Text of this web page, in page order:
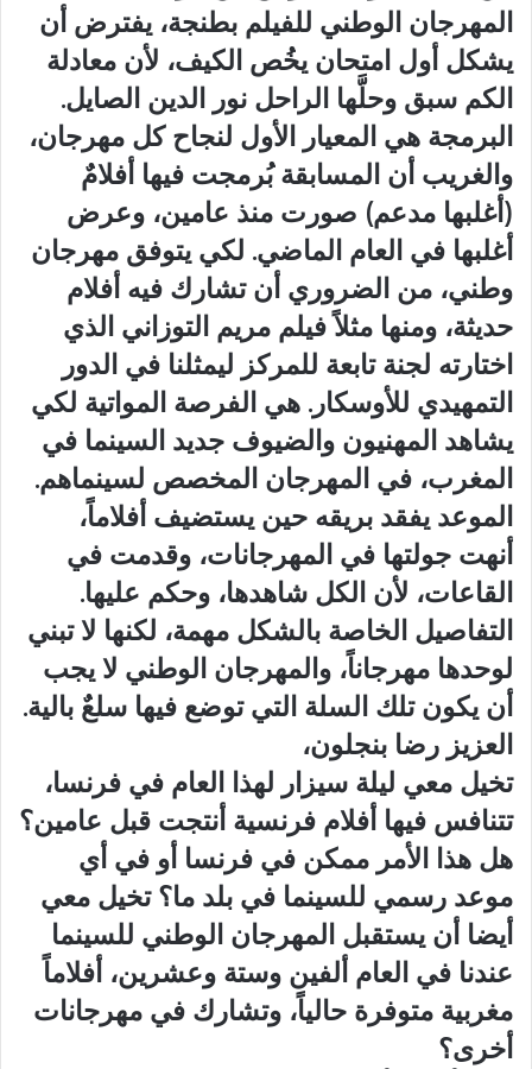
المهرجان الوطني للفيلم بطنجة، يفترض أن
يشكل أول امتحان يخُص الكيف، لأن معادلة
الكم سبق وحلَّها الراحل نور الدين الصايل.
البرمجة هي المعيار الأول لنجاح كل مهرجان،
والغريب أن المسابقة بُرمجت فيها أفلامٌ
(أغلبها مدعم) صورت منذ عامين، وعرض
أغلبها في العام الماضي. لكي يتوفق مهرجان
وطني، من الضروري أن تشارك فيه أفلام
حديثة، ومنها مثلاً فيلم مريم التوزاني الذي
اختارته لجنة تابعة للمركز ليمثلنا في الدور
التمهيدي للأوسكار. هي الفرصة المواتية لكي
يشاهد المهنيون والضيوف جديد السينما في
المغرب، في المهرجان المخصص لسينماهم.
الموعد يفقد بريقه حين يستضيف أفلاماً،
أنهت جولتها في المهرجانات، وقدمت في
القاعات، لأن الكل شاهدها، وحكم عليها.
التفاصيل الخاصة بالشكل مهمة، لكنها لا تبني
لوحدها مهرجاناً، والمهرجان الوطني لا يجب
أن يكون تلك السلة التي توضع فيها سلعٌ بالية.
العزيز رضا بنجلون،
تخيل معي ليلة سيزار لهذا العام في فرنسا،
تتنافس فيها أفلام فرنسية أنتجت قبل عامين؟
هل هذا الأمر ممكن في فرنسا أو في أي
موعد رسمي للسينما في بلد ما؟ تخيل معي
أيضا أن يستقبل المهرجان الوطني للسينما
عندنا في العام ألفين وستة وعشرين، أفلاماً
مغربية متوفرة حالياً، وتشارك في مهرجانات
أخرى؟